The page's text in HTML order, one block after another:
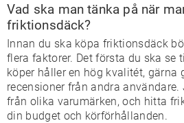
Vad ska man tänka på när
friktionsdäck?
Innan du ska köpa friktionsdäck
flera faktorer. Det första du ska se
köper håller en hög kvalitét, gärna
recensioner från andra
från olika varumärken, och hitta
din budget och körförhållanden.